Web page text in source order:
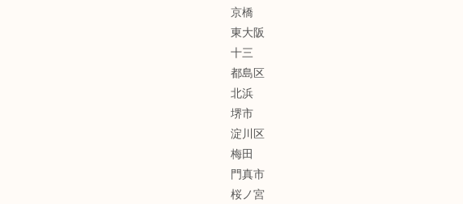
京橋
東大阪
十三
都島区
北浜
堺市
淀川区
梅田
門真市
桜ノ宮